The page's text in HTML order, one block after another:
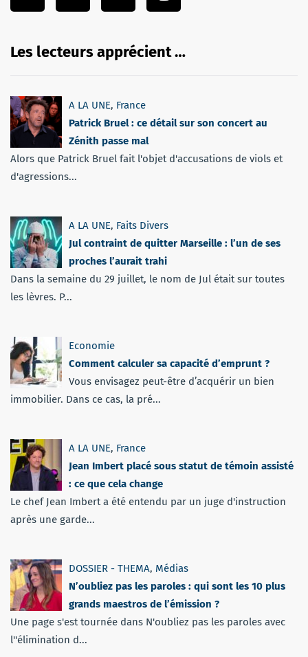
Les lecteurs apprécient …
A LA UNE, France
Patrick Bruel : ce détail sur son concert au
Zénith passe mal
Alors que Patrick Bruel fait l'objet d'accusations de viols et
d'agressions...
A LA UNE, Faits Divers
Jul contraint de quitter Marseille : l’un de ses
proches l’aurait trahi
Dans la semaine du 29 juillet, le nom de Jul était sur toutes
les lèvres. P...
Economie
Comment calculer sa capacité d’emprunt ?
Vous envisagez peut-être d’acquérir un bien
immobilier. Dans ce cas, la pré...
A LA UNE, France
Jean Imbert placé sous statut de témoin assisté
: ce que cela change
Le chef Jean Imbert a été entendu par un juge d'instruction
après une garde...
DOSSIER - THEMA, Médias
N’oubliez pas les paroles : qui sont les 10 plus
grands maestros de l’émission ?
Une page s'est tournée dans N'oubliez pas les paroles avec
l''élimination d...